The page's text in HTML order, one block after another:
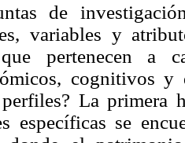
de
variables y
pertenecen a
cognitivos y
La primera
específicas se